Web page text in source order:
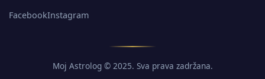
FacebookInstagram
Moj Astrolog © 2025. Sva prava zadržana.